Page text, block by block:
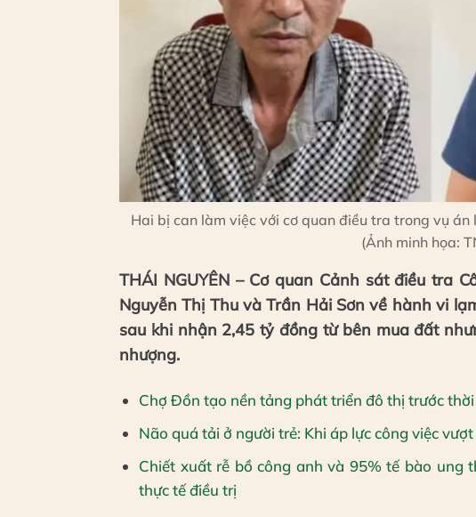
Hai bị can làm việc với cơ quan điều tra trong vụ
(Ảnh minh họa:
THÁI NGUYÊN – Cơ quan Cảnh sát điều tra
Nguyễn Thị Thu và Trần Hải Sơn về hành vi
sau khi nhận 2,45 tỷ đồng từ bên mua đất
nhượng.
Chợ Đồn tạo nền tảng phát triển đô thị trước
Não quá tải ở người trẻ: Khi áp lực công việc
Chiết xuất rễ bồ công anh và 95% tế bào ung
thực tế điều trị